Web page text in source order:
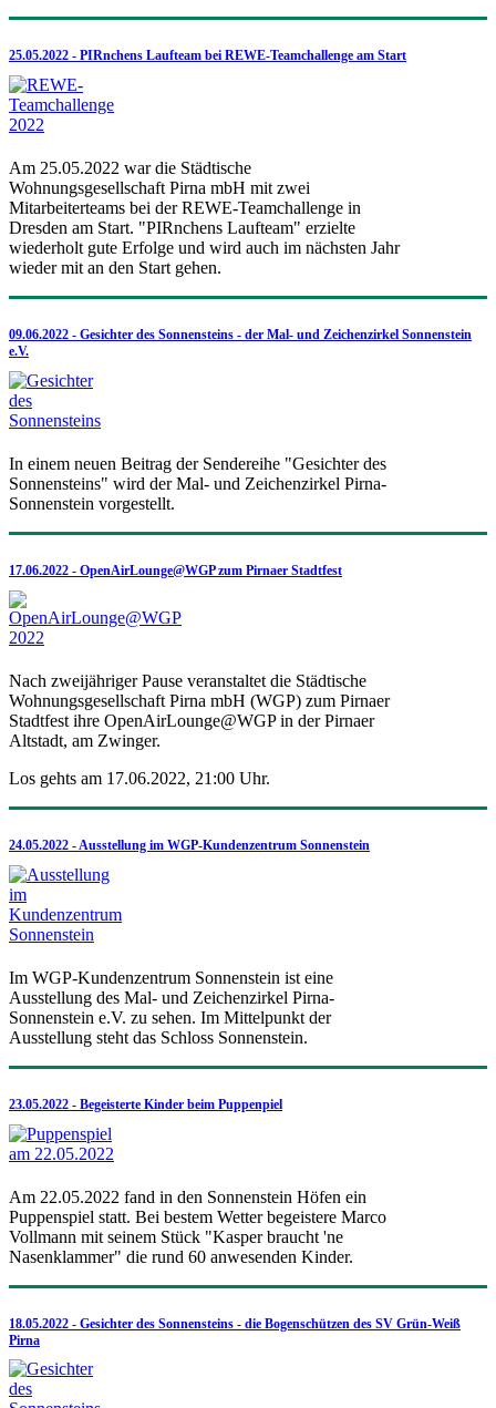
25.05.2022 - PIRnchens Laufteam bei REWE-Teamchallenge am Start
Am 25.05.2022 war die Städtische
Wohnungsgesellschaft Pirna mbH mit zwei
Mitarbeiterteams bei der REWE-Teamchallenge in
Dresden am Start. "PIRnchens Laufteam" erzielte
wiederholt gute Erfolge und wird auch im nächsten Jahr
wieder mit an den Start gehen.
09.06.2022 - Gesichter des Sonnensteins - der Mal- und Zeichenzirkel Sonnenstein
e.V.
In einem neuen Beitrag der Sendereihe "Gesichter des
Sonnensteins" wird der Mal- und Zeichenzirkel Pirna-
Sonnenstein vorgestellt.
17.06.2022 - OpenAirLounge@WGP zum Pirnaer Stadtfest
Nach zweijähriger Pause veranstaltet die Städtische
Wohnungsgesellschaft Pirna mbH (WGP) zum Pirnaer
Stadtfest ihre OpenAirLounge@WGP in der Pirnaer
Altstadt, am Zwinger.
Los gehts am 17.06.2022, 21:00 Uhr.
24.05.2022 - Ausstellung im WGP-Kundenzentrum Sonnenstein
Im WGP-Kundenzentrum Sonnenstein ist eine
Ausstellung des Mal- und Zeichenzirkel Pirna-
Sonnenstein e.V. zu sehen. Im Mittelpunkt der
Ausstellung steht das Schloss Sonnenstein.
23.05.2022 - Begeisterte Kinder beim Puppenpiel
Am 22.05.2022 fand in den Sonnenstein Höfen ein
Puppenspiel statt. Bei bestem Wetter begeistere Marco
Vollmann mit seinem Stück "Kasper braucht 'ne
Nasenklammer" die rund 60 anwesenden Kinder.
18.05.2022 - Gesichter des Sonnensteins - die Bogenschützen des SV Grün-Weiß
Pirna